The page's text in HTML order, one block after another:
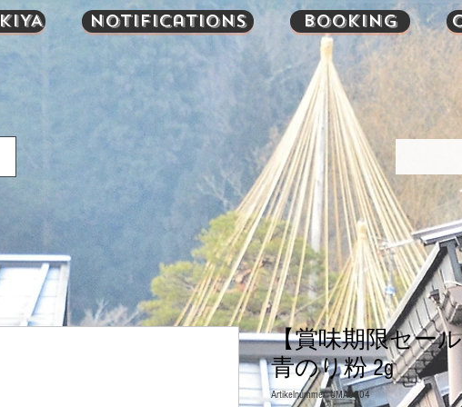
【賞味期限セー
青のり粉 2g
Artikelnummer: UMA0904
Notifications Booking